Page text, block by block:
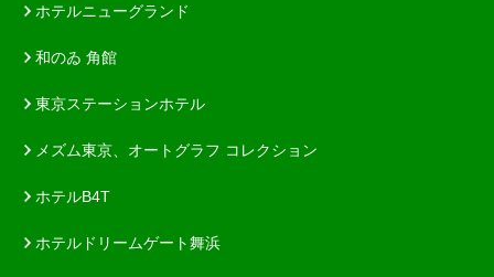
ホテルニューグランド
和のゐ 角館
東京ステーションホテル
メズム東京、オートグラフ コレクション
ホテルB4T
ホテルドリームゲート舞浜